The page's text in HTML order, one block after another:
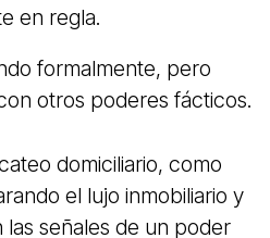
en regla.
formalmente, pero
otros poderes fácticos.
domiciliario, como
el lujo inmobiliario y
las señales de un poder